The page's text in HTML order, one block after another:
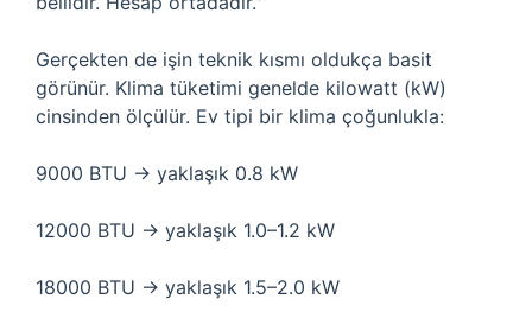
Gerçekten de işin teknik kısmı oldukça basit
görünür. Klima tüketimi genelde kilowatt (kW)
cinsinden ölçülür. Ev tipi bir klima çoğunlukla:
9000 BTU → yaklaşık 0.8 kW
12000 BTU → yaklaşık 1.0–1.2 kW
18000 BTU → yaklaşık 1.5–2.0 kW